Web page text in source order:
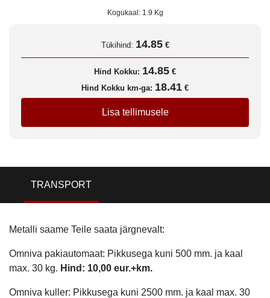
Kogukaal: 1.9 Kg
Tükihind: 14.85 €
Hind Kokku: 14.85 €
Hind Kokku km-ga: 18.41 €
Lisa tellimusele
TRANSPORT
Metalli saame Teile saata järgnevalt:
Omniva pakiautomaat: Pikkusega kuni 500 mm. ja kaal
max. 30 kg. Hind: 10,00 eur.+km.
Omniva kuller: Pikkusega kuni 2500 mm. ja kaal max. 30